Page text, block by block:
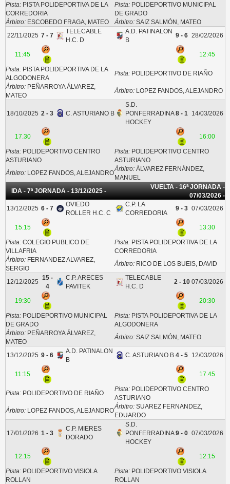
Pista:PISTA POLIDEPORTIVA DE LA
CORREDORIA
Pista:POLIDEPORTIVO MUNICIPAL
DE GRADO
Árbitro:ESCOBEDO FRAGA, MATEO Árbitro:SAIZ SALMÓN, MATEO
22/11/2025 7 - 7
TELECABLE
H.C. D
A.D. PATINALON
B
9 - 6 28/02/2026
11:45 12:45
Pista:PISTA POLIDEPORTIVA DE LA
ALGODONERA
Pista:POLIDEPORTIVO DE RIAÑO
Árbitro:PEÑARROYA ÁLVAREZ,
MATEO
Árbitro:LOPEZ FANDOS, ALEJANDRO
18/10/2025 2 - 3 C. ASTURIANO B
S.D.
PONFERRADINA
HOCKEY
8 - 1 14/03/2026
17.30 16:00
Pista:POLIDEPORTIVO CENTRO
ASTURIANO
Pista:POLIDEPORTIVO CENTRO
ASTURIANO
Árbitro:LOPEZ FANDOS, ALEJANDRO
Árbitro:ÁLVAREZ FERNÁNDEZ,
MANUEL
IDA - 7ª JORNADA - 13/12/2025 -
VUELTA - 16ª JORNADA -
07/03/2026 -
13/12/2025 6 - 7
OVIEDO
ROLLER H.C. C
C.P. LA
CORREDORIA
9 - 3 07/03/2026
15:15 13:30
Pista:COLEGIO PUBLICO DE
VILLAFRIA
Pista:PISTA POLIDEPORTIVA DE LA
CORREDORIA
Árbitro:FERNANDEZ ALVAREZ,
SERGIO
Árbitro:RICO DE LOS BUEIS, DAVID
12/12/2025
15 -
4
C.P. ARECES
PAVITEK
TELECABLE
H.C. D
2 - 10 07/03/2026
19:30 20:30
Pista:POLIDEPORTIVO MUNICIPAL
DE GRADO
Pista:PISTA POLIDEPORTIVA DE LA
ALGODONERA
Árbitro:PEÑARROYA ÁLVAREZ,
MATEO
Árbitro:SAIZ SALMÓN, MATEO
13/12/2025 9 - 6
A.D. PATINALON
B
C. ASTURIANO B 4 - 5 12/03/2026
11:15 17.45
Pista:POLIDEPORTIVO DE RIAÑO
Pista:POLIDEPORTIVO CENTRO
ASTURIANO
Árbitro:LOPEZ FANDOS, ALEJANDRO
Árbitro:SUAREZ FERNANDEZ,
EDUARDO
17/01/2026 1 - 3
C.P. MIERES
DORADO
S.D.
PONFERRADINA
HOCKEY
9 - 0 07/03/2026
12:15 12:15
Pista:POLIDEPORTIVO VISIOLA
ROLLAN
Pista:POLIDEPORTIVO VISIOLA
ROLLAN